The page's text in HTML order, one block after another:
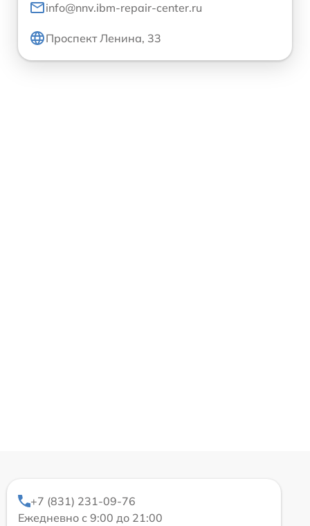
info@nnv.ibm-repair-center.ru
Проспект Ленина, 33
+7 (831) 231-09-76
Ежедневно с 9:00 до 21:00